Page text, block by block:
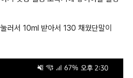
러서 10ml 받아서 130 채웠단말이